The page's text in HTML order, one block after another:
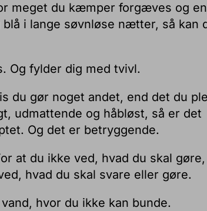
meget du kæmper forgæves og
i lange søvnløse nætter, så kan
Og fylder dig med tvivl.
du gør noget andet, end det du
udmattende og håbløst, så er det
Og det er betryggende.
at du ikke ved, hvad du skal
hvad du skal svare eller gøre.
hvor du ikke kan bunde.